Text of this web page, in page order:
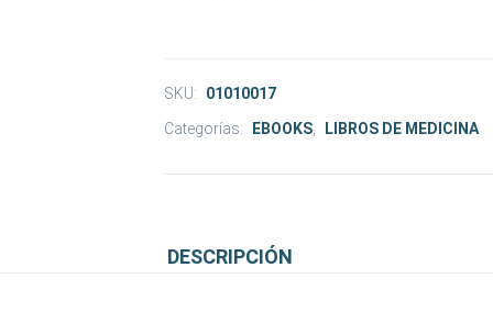
SKU:
01010017
Categorías:
EBOOKS LIBROS DE MEDICINA
DESCRIPCIÓN